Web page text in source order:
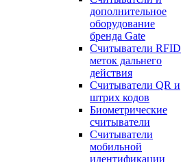
дополнительное
оборудование
бренда Gate
Считыватели RFID
меток дальнего
действия
Считыватели QR и
штрих кодов
Биометрические
считыватели
Считыватели
мобильной
идентификации